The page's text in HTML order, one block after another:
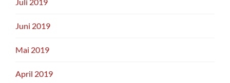
Juni 2019
Mai 2019
April 2019